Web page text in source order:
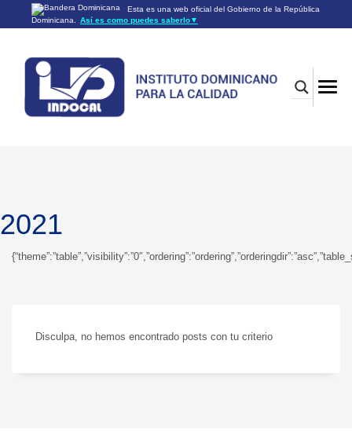
Esta es una web oficial del Gobierno de la República
Dominicana.
Así es como puedes saberlo▼
Los sitios web oficiales utilizan .gob.do o .gov.do
Los sitios web oficiales .gob.do o .gov.do seguros utilizan
HTTPS
Un candado (🔒) o
https://
significa que estás conectado a un
sitio seguro dentro de .gob.do o .gov.do. Comparte información
confidencial sólo en los sitios seguros de .gob.do o .gov.do.
2021
Disculpa, no hemos encontrado posts con tu criterio